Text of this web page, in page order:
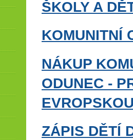
ŠKOLY A
KOMUNITNÍ
NÁKUP
ODUNEC -
ZÁPIS DĚTÍ